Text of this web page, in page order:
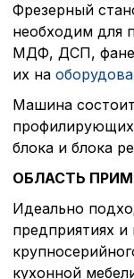
Фрезерный
необходим для
МДФ, ДСП,
их на
Машина
профилирующих
блока и блока
ОБЛАСТЬ
Идеально
предприятиях и
кухонной